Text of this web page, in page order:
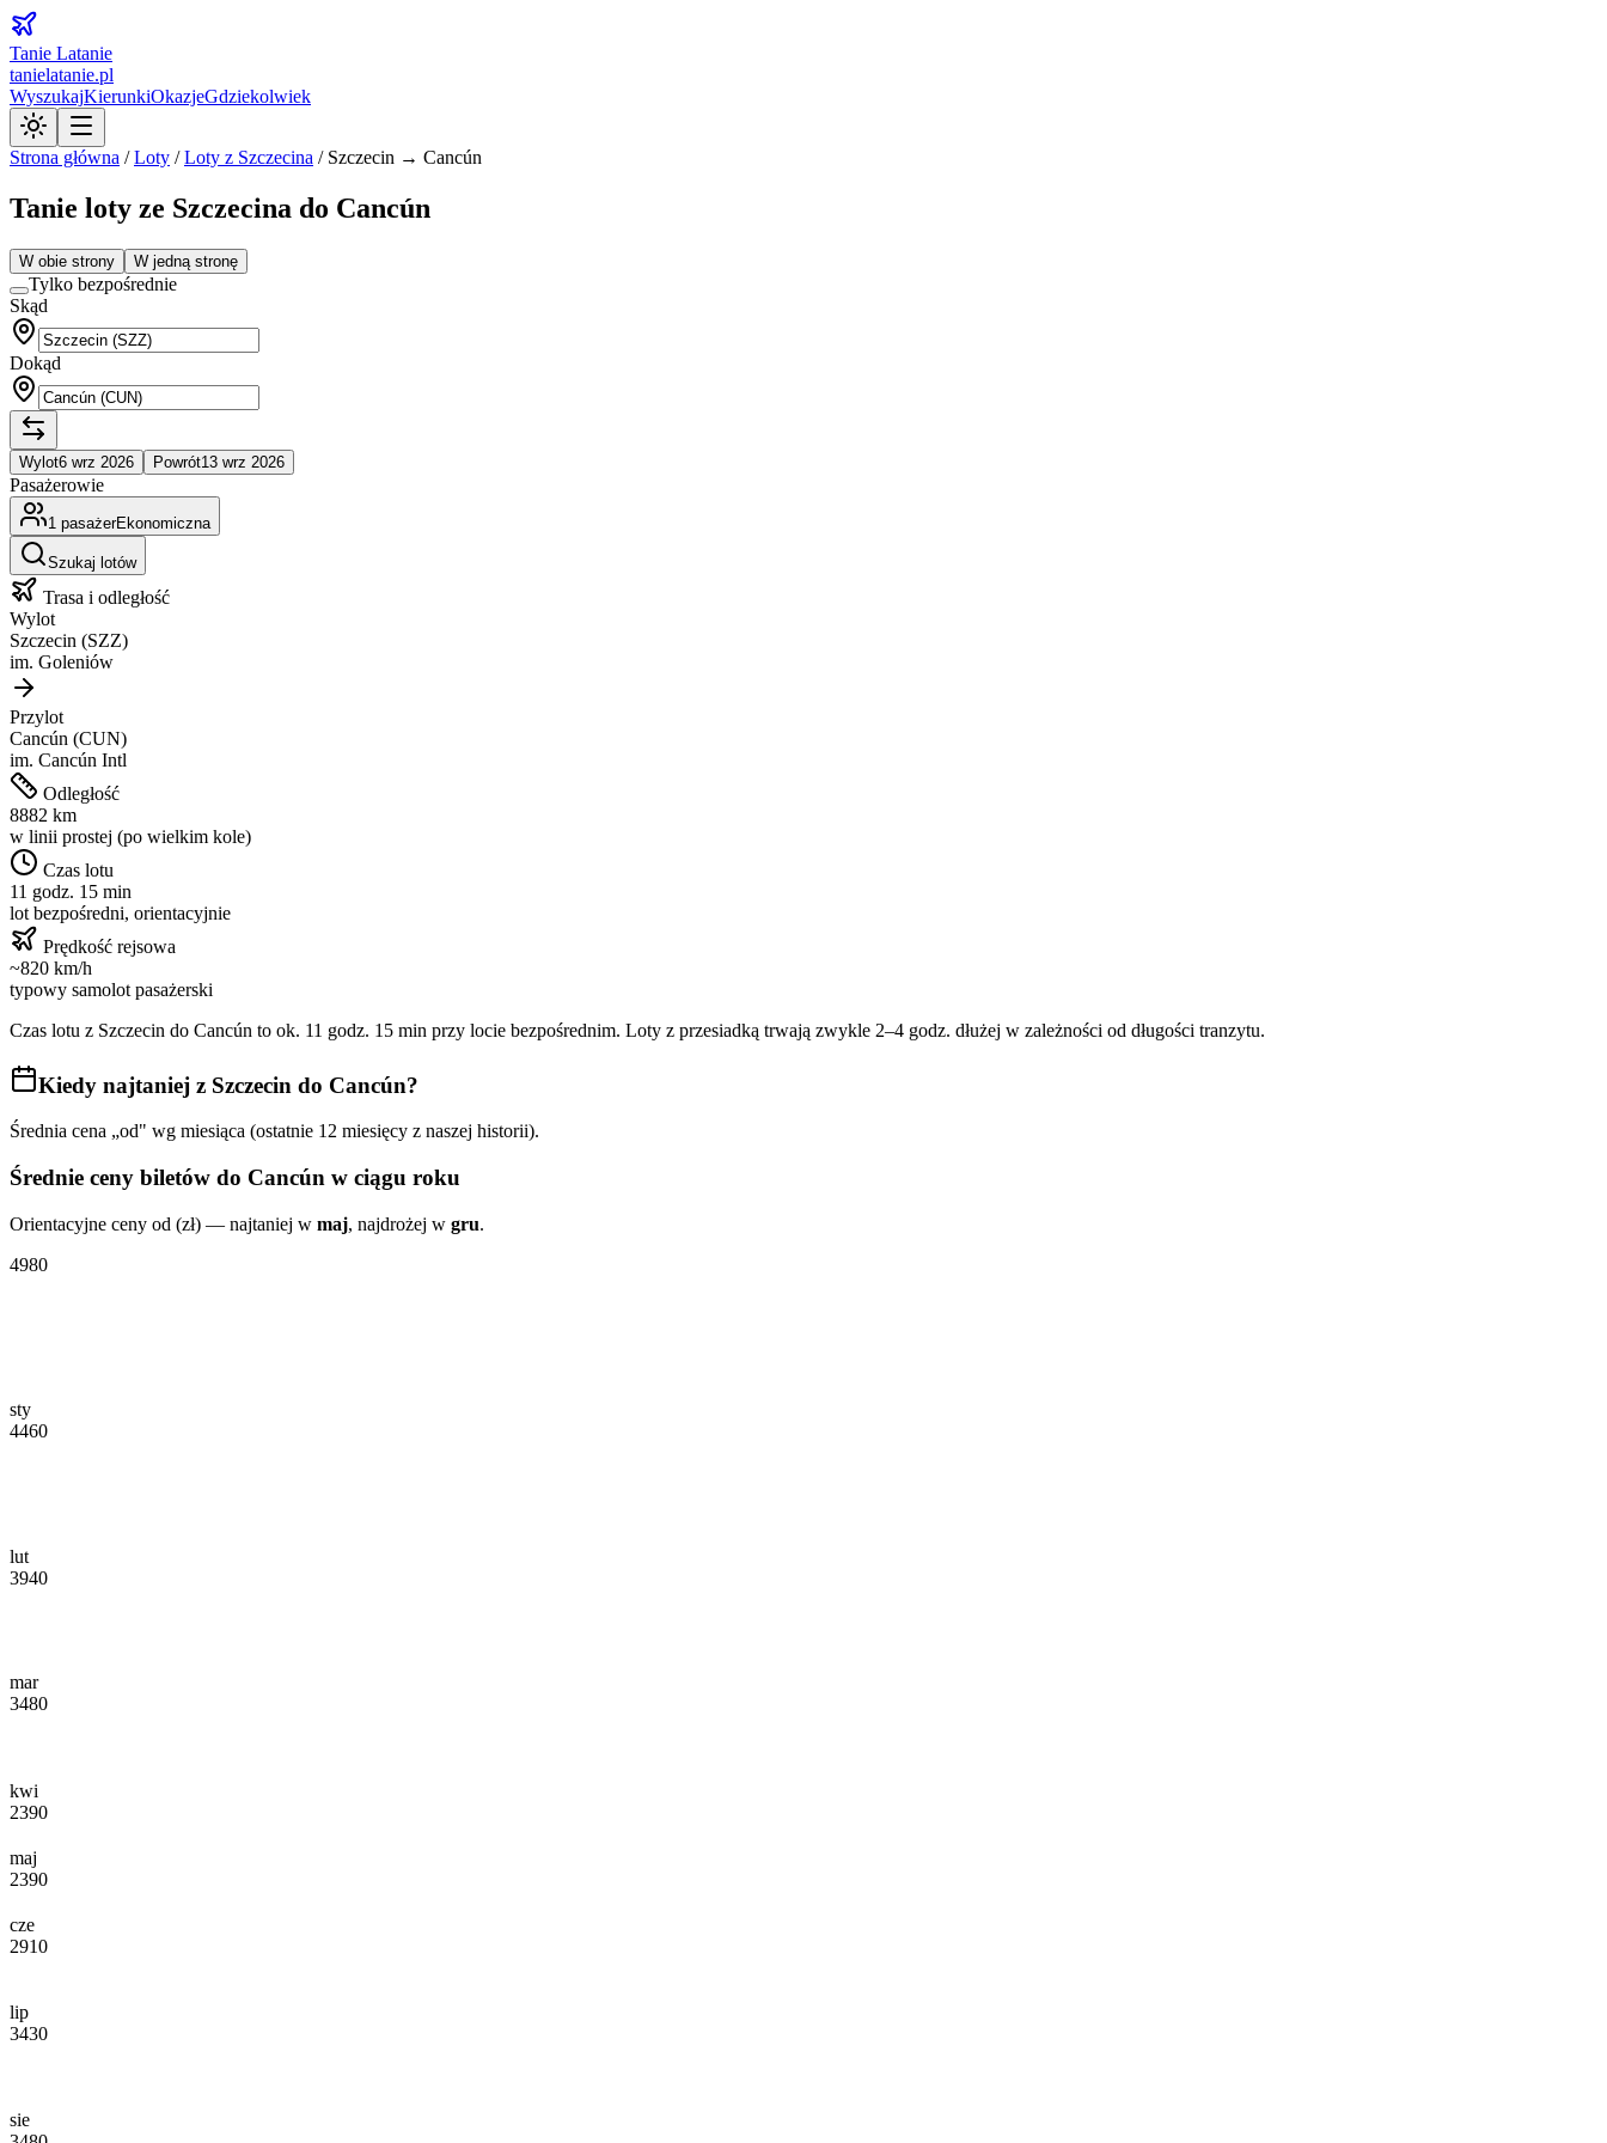
Tanie Latanie
tanielatanie.pl
WyszukajKierunkiOkazjeGdziekolwiek
Strona główna /Loty /Loty z Szczecina / Szczecin → Cancún
Tanie loty ze Szczecina do Cancún
W obie strony W jedną stronę
Tylko bezpośrednie
Skąd
Dokąd
Wylot6 wrz 2026 Powrót13 wrz 2026
Pasażerowie
1 pasażerEkonomiczna
Szukaj lotów
Trasa i odległość
Wylot
Szczecin (SZZ)
im. Goleniów
Przylot
Cancún (CUN)
im. Cancún Intl
Odległość
8882 km
w linii prostej (po wielkim kole)
Czas lotu
11 godz. 15 min
lot bezpośredni, orientacyjnie
Prędkość rejsowa
~820 km/h
typowy samolot pasażerski
Czas lotu z Szczecin do Cancún to ok. 11 godz. 15 min przy locie bezpośrednim. Loty z przesiadką trwają zwykle 2–4 godz. dłużej w zależności od długości tranzytu.
Kiedy najtaniej z Szczecin do Cancún?
Średnia cena „od" wg miesiąca (ostatnie 12 miesięcy z naszej historii).
Średnie ceny biletów do Cancún w ciągu roku
Orientacyjne ceny od (zł) — najtaniej w maj, najdrożej w gru.
4980
sty
4460
lut
3940
mar
3480
kwi
2390
maj
2390
cze
2910
lip
3430
sie